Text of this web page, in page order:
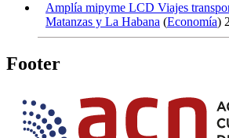
Amplía mipyme LCD Viajes
Matanzas y La Habana (Economía)
Footer